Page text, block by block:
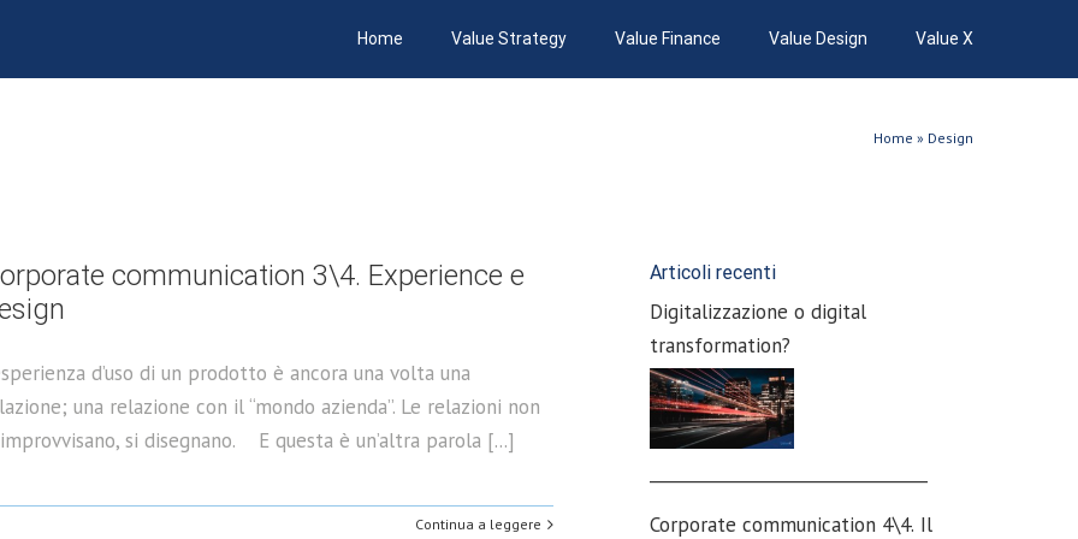
Home Value Strategy Value Finance Value Design Value X
Home » Design
communication 3\4. Experience e
d’uso di un prodotto è ancora una volta una
una relazione con il “mondo azienda”. Le relazioni non
si disegnano. E questa è un’altra parola [...]
Continua a leggere
Articoli recenti
Digitalizzazione o digital
transformation?
Corporate communication 4\4. Il